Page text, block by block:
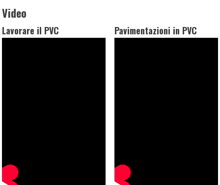
Video
Lavorare il PVC Pavimentazioni in PVC